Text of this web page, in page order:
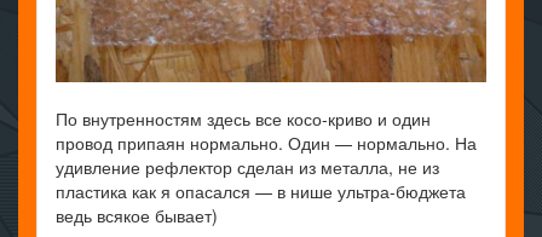
По внутренностям здесь все косо-криво и один
провод припаян нормально. Один — нормально. На
удивление рефлектор сделан из металла, не из
пластика как я опасался — в нише ультра-бюджета
ведь всякое бывает)